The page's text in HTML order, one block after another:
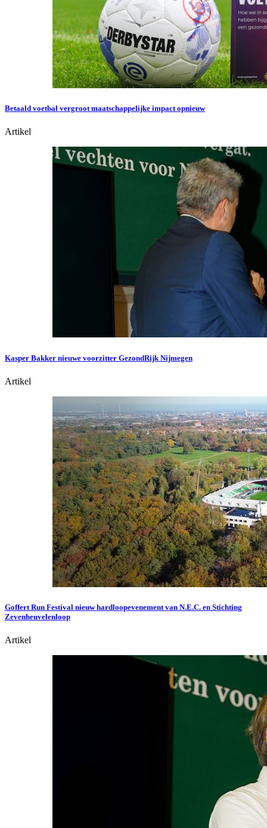
Betaald voetbal vergroot maatschappelijke impact opnieuw
Artikel
Kasper Bakker nieuwe voorzitter GezondRijk Nijmegen
Artikel
Goffert Run Festival nieuw hardloopevenement van N.E.C. en Stichting
Zevenheuvelenloop
Artikel